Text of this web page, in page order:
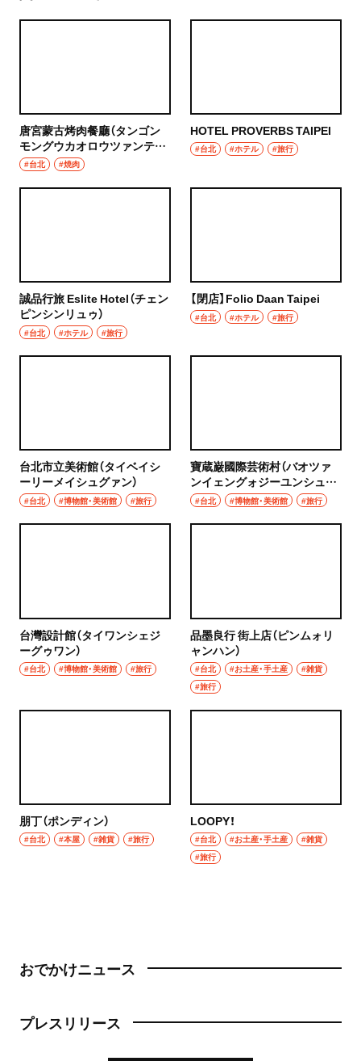
唐宮蒙古烤肉餐廳（タンゴン
モングウカオロウツァンティ
ン）
#台北 #焼肉
HOTEL PROVERBS TAIPEI
#台北 #ホテル #旅行
誠品行旅 Eslite Hotel（チェン
ピンシンリュゥ）
#台北 #ホテル #旅行
【閉店】Folio Daan Taipei
#台北 #ホテル #旅行
台北市立美術館（タイベイシ
ーリーメイシュグァン）
#台北 #博物館・美術館 #旅行
寶蔵巌國際芸術村（バオツァ
ンイェングォジーユンシュツ
ォン）
#台北 #博物館・美術館 #旅行
台灣設計館（タイワンシェジ
ーグゥワン）
#台北 #博物館・美術館 #旅行
品墨良行 街上店（ピンムォリ
ャンハン）
#台北 #お土産・手土産
#雑貨
#旅行
朋丁（ポンディン）
#台北 #本屋 #雑貨 #旅行
LOOPY！
#台北 #お土産・手土産
#雑貨
#旅行
おでかけニュース
プレスリリース